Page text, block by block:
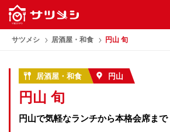
KEYWORD
サツメシ 居酒屋・和食 円山 旬
居酒屋・和食 円山
円山 旬
円山で気軽なランチから本格会席まで